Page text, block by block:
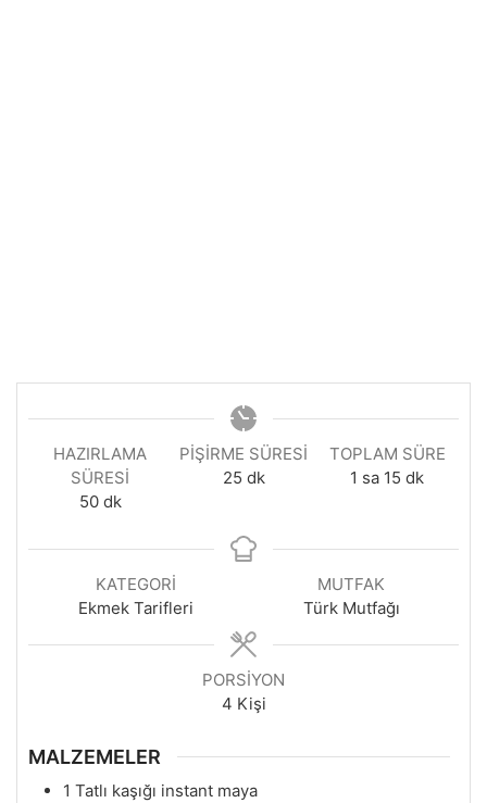
HAZIRLAMA
SÜRESI
50dakika
dk
PIŞIRME SÜRESI
25dakika
dk
TOPLAM SÜRE
1 saat
sa 15 dakika
dk
KATEGORI
Ekmek Tarifleri
MUTFAK
Türk Mutfağı
PORSIYON
4 Kişi
MALZEMELER
1 Tatlı kaşığı instant maya